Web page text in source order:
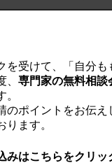
を受けて、「自分も
専門家の無料相談
のポイントをお伝え
ります。
みはこちらをクリ